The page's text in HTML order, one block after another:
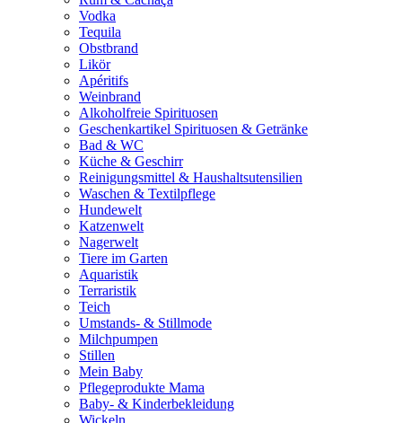
Vodka
Tequila
Obstbrand
Likör
Apéritifs
Weinbrand
Alkoholfreie Spirituosen
Geschenkartikel Spirituosen & Getränke
Bad & WC
Küche & Geschirr
Reinigungsmittel & Haushaltsutensilien
Waschen & Textilpflege
Hundewelt
Katzenwelt
Nagerwelt
Tiere im Garten
Aquaristik
Terraristik
Teich
Umstands- & Stillmode
Milchpumpen
Stillen
Mein Baby
Pflegeprodukte Mama
Baby- & Kinderbekleidung
Wickeln